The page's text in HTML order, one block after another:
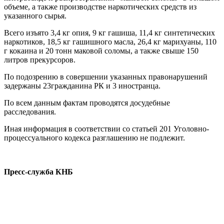
объеме, а также производстве наркотических средств из
указанного сырья.
Всего изъято 3,4 кг опия, 9 кг гашиша, 11,4 кг синтетических
наркотиков, 18,5 кг гашишного масла, 26,4 кг марихуаны, 110
г кокаина и 20 тонн маковой соломы, а также свыше 150
литров прекурсоров.
По подозрению в совершении указанных правонарушений
задержаны 23гражданина РК и 3 иностранца.
По всем данным фактам проводятся досудебные
расследования.
Иная информация в соответствии со статьей 201 Уголовно-
процессуального кодекса разглашению не подлежит.
Пресс-служба КНБ